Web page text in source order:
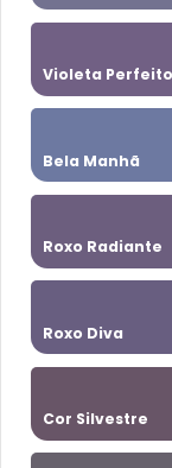
Violeta Perfeito
Bela Manhã
Roxo Radiante
Roxo Diva
Cor Silvestre